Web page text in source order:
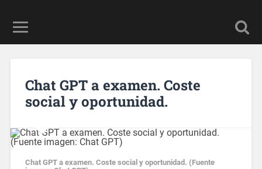
Chat GPT a examen. Coste
social y oportunidad.
Chat GPT a examen. Coste social y oportunidad. (Fuente